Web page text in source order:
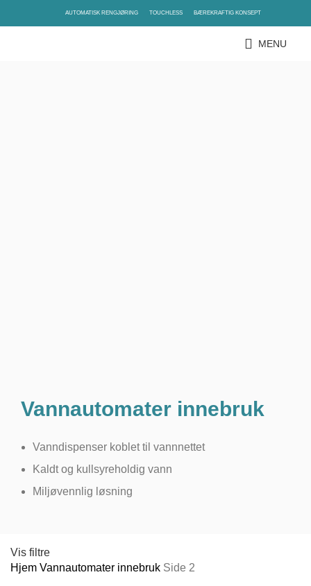
AUTOMATISK RENGJØRING TOUCHLESS BÆREKRAFTIG KONSEPT
MENU
Vannautomater innebruk
Vanndispenser koblet til vannnettet
Kaldt og kullsyreholdig vann
Miljøvennlig løsning
Vis filtre
Hjem Vannautomater innebruk Side 2